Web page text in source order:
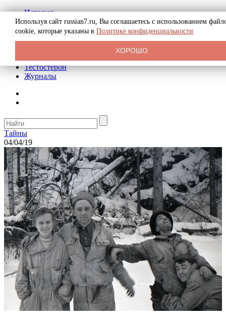
История
Биография
Криминал
Реклама на сайте
Тестостерон
Журналы
Тайны
04/04/19
Используя сайт russian7.ru, Вы соглашаетесь с использованием
cookie, которые указаны в Политике конфиденциальности
ХОРОШО